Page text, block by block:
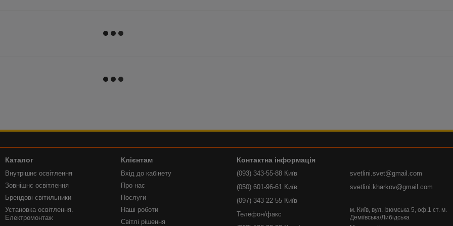
Каталог
Внутрішнє освітлення
Зовнішнє освітлення
Брендові світильники
Установка освітлення.
Електромонтаж
Клієнтам
Вхід до кабінету
Про нас
Послуги
Наші роботи
Світлі рішення
Контактна інформація
(093) 343-55-88 Київ
(050) 601-96-61 Київ
(097) 343-22-55 Київ
Телефон/факс
svetlini.svet@gmail.com
svetlini.kharkov@gmail.com
м. Київ, вул. Ізюмська 5, оф.1 ст. м.
Деміївська/Либідська